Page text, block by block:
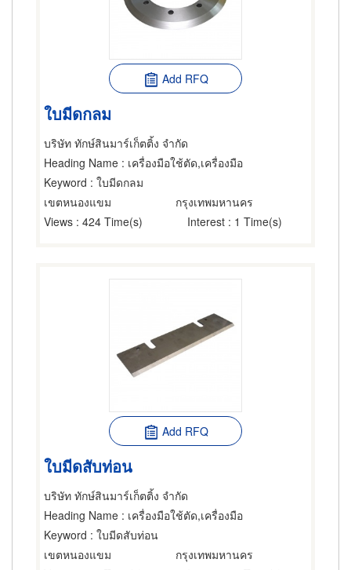
Add RFQ
ใบมีดกลม
บริษัท ทักษ์สินมาร์เก็ตติ้ง จำกัด
Heading Name : เครื่องมือใช้ตัด,เครื่องมือ
Keyword : ใบมีดกลม
เขตหนองแขม
กรุงเทพมหานคร
Views : 424 Time(s) Interest : 1 Time(s)
Add RFQ
ใบมีดสับท่อน
บริษัท ทักษ์สินมาร์เก็ตติ้ง จำกัด
Heading Name : เครื่องมือใช้ตัด,เครื่องมือ
Keyword : ใบมีดสับท่อน
เขตหนองแขม
กรุงเทพมหานคร